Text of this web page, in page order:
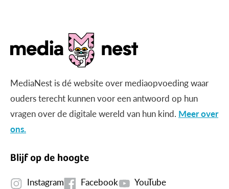
MediaNest is dé website over mediaopvoeding waar
ouders terecht kunnen voor een antwoord op hun
vragen over de digitale wereld van hun kind. Meer over
ons.
Blijf op de hoogte
Instagram Facebook
YouTube